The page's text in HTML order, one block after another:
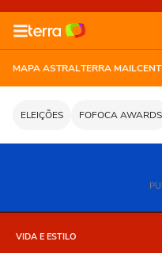
VIDA E ESTILO